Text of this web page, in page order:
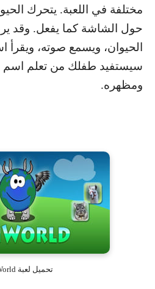
مختلفة في اللعبة. يتحرك
حول الشاشة كما يفعل. وقد
الحيوان، ويسمع صوته،
سيستفيد طفلك من تعلم اسم
ومظهره.
تحميل لعبة AniWorld